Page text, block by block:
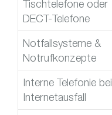
Tischtelefone oder
DECT-Telefone
Notfallsysteme &
Notrufkonzepte
Interne Telefonie bei
Internetausfall